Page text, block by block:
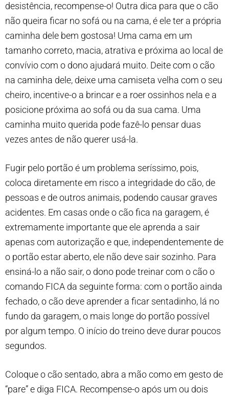
desistência, recompense-o! Outra dica para que o cão
não queira ficar no sofá ou na cama, é ele ter a própria
caminha dele bem gostosa! Uma cama em um
tamanho correto, macia, atrativa e próxima ao local de
convívio com o dono ajudará muito. Deite com o cão
na caminha dele, deixe uma camiseta velha com o seu
cheiro, incentive-o a brincar e a roer ossinhos nela e a
posicione próxima ao sofá ou da sua cama. Uma
caminha muito querida pode fazê-lo pensar duas
vezes antes de não querer usá-la.
Fugir pelo portão é um problema seríssimo, pois,
coloca diretamente em risco a integridade do cão, de
pessoas e de outros animais, podendo causar graves
acidentes. Em casas onde o cão fica na garagem, é
extremamente importante que ele aprenda a sair
apenas com autorização e que, independentemente de
o portão estar aberto, ele não deve sair sozinho. Para
ensiná-lo a não sair, o dono pode treinar com o cão o
comando FICA da seguinte forma: com o portão ainda
fechado, o cão deve aprender a ficar sentadinho, lá no
fundo da garagem, o mais longe do portão possível
por algum tempo. O início do treino deve durar poucos
segundos.
Coloque o cão sentado, abra a mão como em gesto de
“pare” e diga FICA. Recompense-o após um ou dois